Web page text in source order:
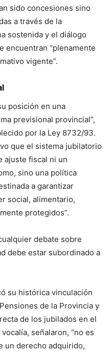
sido concesiones sino
a través de la
sostenida y el diálogo
encuentran “plenamente
vigente”.
posición en una
previsional provincial”,
por la Ley 8732/93.
que el sistema jubilatorio
ajuste fiscal ni un
sino una política
a garantizar
social, alimentario,
protegidos”.
debate sobre
debe estar subordinado a
su histórica vinculación
de la Provincia y
de los jubilados en el
señalaron, “no es
un derecho adquirido,